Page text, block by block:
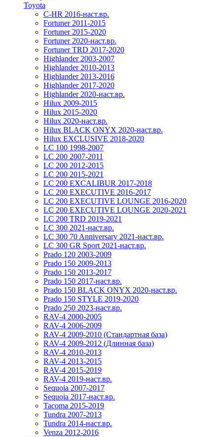
Toyota
C-HR 2016-наст.вр.
Fortuner 2011-2015
Fortuner 2015-2020
Fortuner 2020-наст.вр.
Fortuner TRD 2017-2020
Highlander 2003-2007
Highlander 2010-2013
Highlander 2013-2016
Highlander 2017-2020
Highlander 2020-наст.вр.
Hilux 2009-2015
Hilux 2015-2020
Hilux 2020-наст.вр.
Hilux BLACK ONYX 2020-наст.вр.
Hilux EXCLUSIVE 2018-2020
LC 100 1998-2007
LC 200 2007-2011
LC 200 2012-2015
LC 200 2015-2021
LC 200 EXCALIBUR 2017-2018
LC 200 EXECUTIVE 2016-2017
LC 200 EXECUTIVE LOUNGE 2016-2020
LC 200 EXECUTIVE LOUNGE 2020-2021
LC 200 TRD 2019-2021
LC 300 2021-наст.вр.
LC 300 70 Anniversary 2021-наст.вр.
LC 300 GR Sport 2021-наст.вр.
Prado 120 2003-2009
Prado 150 2009-2013
Prado 150 2013-2017
Prado 150 2017-наст.вр.
Prado 150 BLACK ONYX 2020-наст.вр.
Prado 150 STYLE 2019-2020
Prado 250 2023-наст.вр.
RAV-4 2000-2005
RAV-4 2006-2009
RAV-4 2009-2010 (Стандартная база)
RAV-4 2009-2012 (Длинная база)
RAV-4 2010-2013
RAV-4 2013-2015
RAV-4 2015-2019
RAV-4 2019-наст.вр.
Sequoia 2007-2017
Sequoia 2017-наст.вр.
Tacoma 2015-2019
Tundra 2007-2013
Tundra 2014-наст.вр.
Venza 2012-2016